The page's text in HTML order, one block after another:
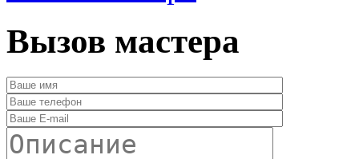
Вызов мастера